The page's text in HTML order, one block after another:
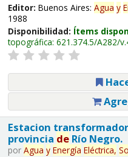
Editor: Buenos Aires: Agua y
1988
Disponibilidad: Ítems
topográfica: 621.374.5/A282/
Estacion
provincia deRío Negro.
por Agua y Energía Eléctrica,